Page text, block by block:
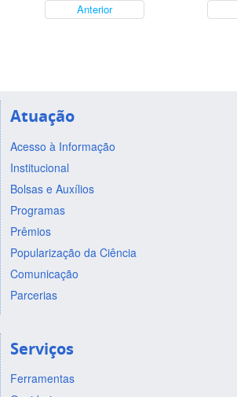
Anterior
Atuação
Acesso à Informação
Institucional
Bolsas e Auxílios
Programas
Prêmios
Popularização da Ciência
Comunicação
Parcerias
Serviços
Ferramentas